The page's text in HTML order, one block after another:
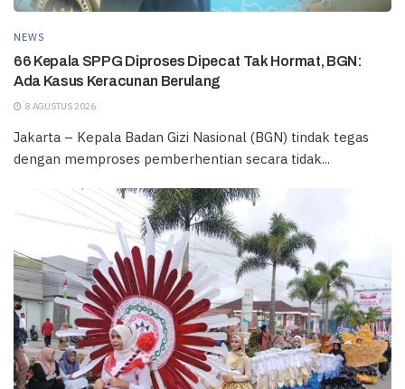
NEWS
66 Kepala SPPG Diproses Dipecat Tak Hormat, BGN:
Ada Kasus Keracunan Berulang
8 AGUSTUS 2026
Jakarta – Kepala Badan Gizi Nasional (BGN) tindak tegas
dengan memproses pemberhentian secara tidak...